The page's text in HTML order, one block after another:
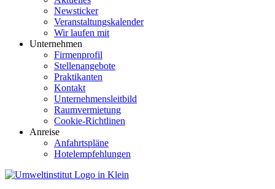
Newsticker
Veranstaltungskalender
Wir laufen mit
Unternehmen
Firmenprofil
Stellenangebote
Praktikanten
Kontakt
Unternehmensleitbild
Raumvermietung
Cookie-Richtlinen
Anreise
Anfahrtspläne
Hotelempfehlungen